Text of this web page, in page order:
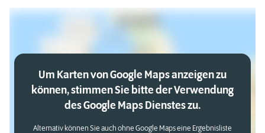
Um Karten von Google Maps anzeigen zu
können, stimmen Sie bitte der Verwendung
des Google Maps Dienstes zu.
Alternativ können Sie auch ohne Google Maps eine Ergebnisliste